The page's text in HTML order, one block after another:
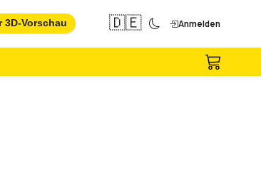
3D-Vorschau 🇩🇪 Anmelden